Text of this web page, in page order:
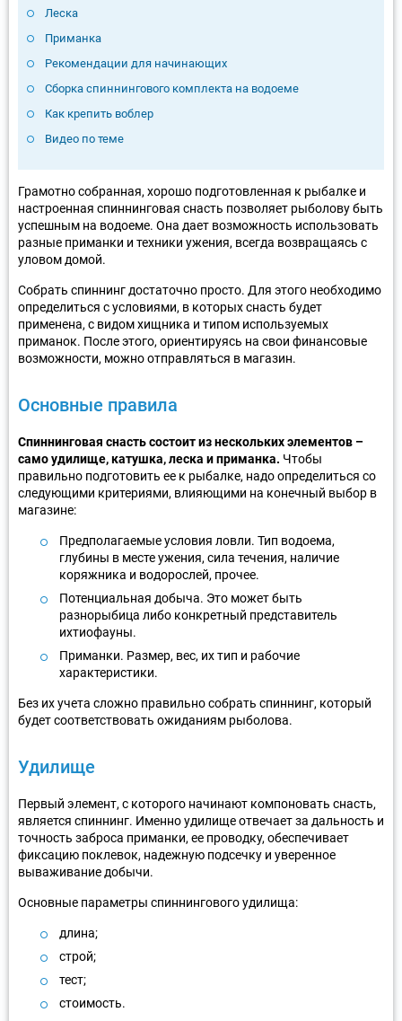
Леска
Приманка
Рекомендации для начинающих
Сборка спиннингового комплекта на водоеме
Как крепить воблер
Видео по теме
Грамотно собранная, хорошо подготовленная к рыбалке и
настроенная спиннинговая снасть позволяет рыболову быть
успешным на водоеме. Она дает возможность использовать
разные приманки и техники ужения, всегда возвращаясь с
уловом домой.
Собрать спиннинг достаточно просто. Для этого необходимо
определиться с условиями, в которых снасть будет
применена, с видом хищника и типом используемых
приманок. После этого, ориентируясь на свои финансовые
возможности, можно отправляться в магазин.
Основные правила
Спиннинговая снасть состоит из нескольких элементов –
само удилище, катушка, леска и приманка. Чтобы
правильно подготовить ее к рыбалке, надо определиться со
следующими критериями, влияющими на конечный выбор в
магазине:
Предполагаемые условия ловли. Тип водоема,
глубины в месте ужения, сила течения, наличие
коряжника и водорослей, прочее.
Потенциальная добыча. Это может быть
разнорыбица либо конкретный представитель
ихтиофауны.
Приманки. Размер, вес, их тип и рабочие
характеристики.
Без их учета сложно правильно собрать спиннинг, который
будет соответствовать ожиданиям рыболова.
Удилище
Первый элемент, с которого начинают компоновать снасть,
является спиннинг. Именно удилище отвечает за дальность и
точность заброса приманки, ее проводку, обеспечивает
фиксацию поклевок, надежную подсечку и уверенное
вываживание добычи.
Основные параметры спиннингового удилища:
длина;
строй;
тест;
стоимость.